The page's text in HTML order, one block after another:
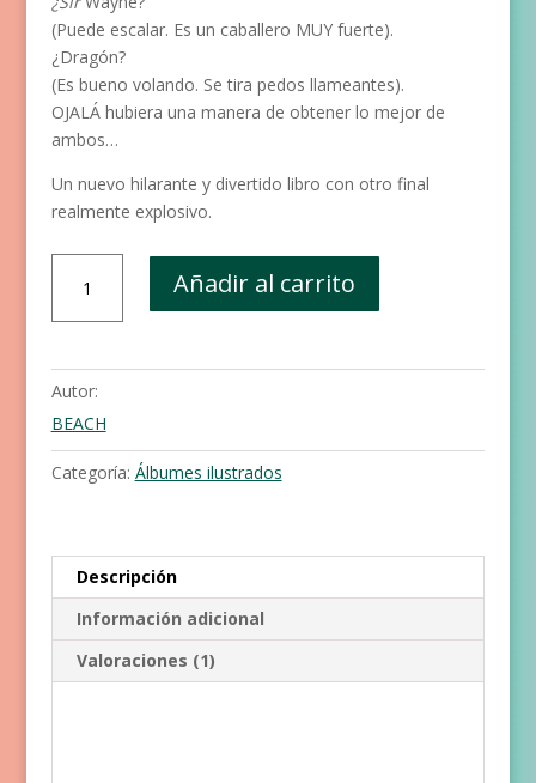
(Puede escalar. Es un caballero MUY fuerte).
¿Dragón?
(Es bueno volando. Se tira pedos llameantes).
OJALÁ hubiera una manera de obtener lo mejor de
ambos…
Un nuevo hilarante y divertido libro con otro final
realmente explosivo.
princesa
del
en
llamas
cantidad
Añadir al carrito
Autor:
BEACH
Categoría: Álbumes ilustrados
Descripción
Información adicional
Valoraciones (1)